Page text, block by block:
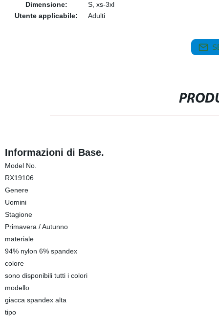
Dimensione:
S, xs-3xl
Utente applicabile:
Adulti
Informazioni di Base.
Model No.
RX19106
Genere
Uomini
Stagione
Primavera / Autunno
materiale
94% nylon 6% spandex
colore
sono disponibili tutti i colori
modello
giacca spandex alta
tipo